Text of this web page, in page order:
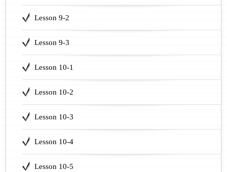
Lesson 9-2
Lesson 9-3
Lesson 10-1
Lesson 10-2
Lesson 10-3
Lesson 10-4
Lesson 10-5